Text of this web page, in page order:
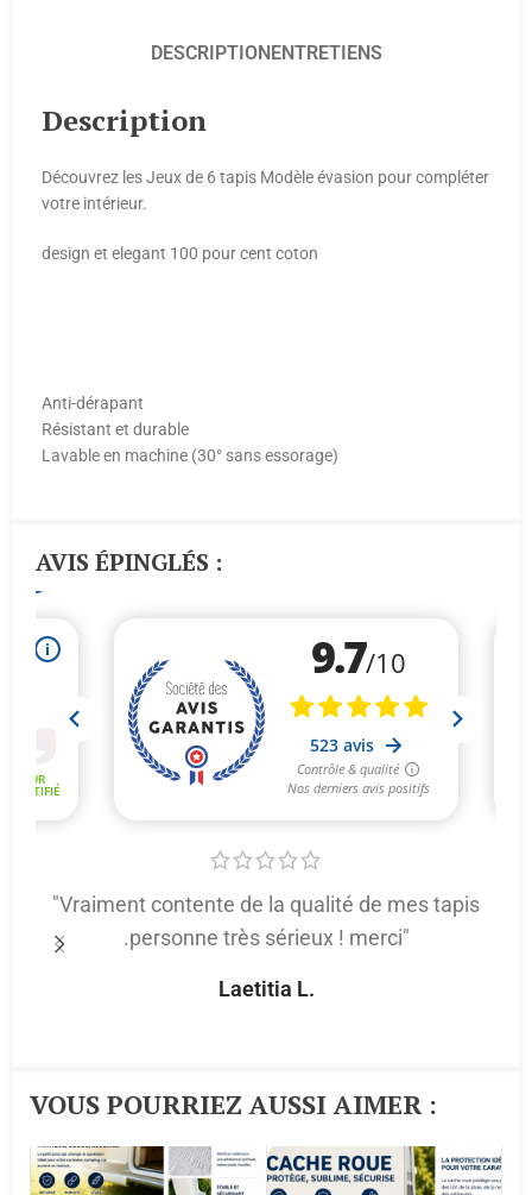
DESCRIPTIONENTRETIENS
Description
Découvrez les Jeux de 6 tapis Modèle évasion pour compléter
votre intérieur.
design et elegant 100 pour cent coton
Anti-dérapant
Résistant et durable
Lavable en machine (30° sans essorage)
AVIS ÉPINGLÉS :
"Vraiment contente de la qualité de mes tapis
.personne très sérieux ! merci"
Laetitia L.
VOUS POURRIEZ AUSSI AIMER :​